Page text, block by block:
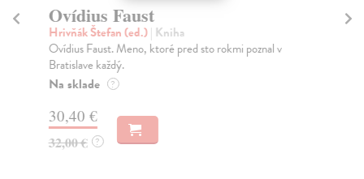
Ovídius Faust
Hrivňák Štefan (ed.)| Kniha
Ovídius Faust. Meno, ktoré pred sto rokmi poznal v
Bratislave každý.
Na sklade ?
30,40 €
32,00 € ?